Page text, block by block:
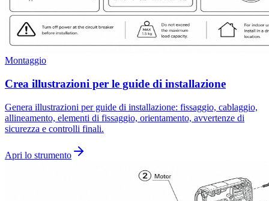
Montaggio
Crea illustrazioni per le guide di installazione
Genera illustrazioni per guide di installazione: fissaggio, cablaggio,
allineamento, elementi di fissaggio, orientamento, avvertenze di
sicurezza e controlli finali.
Apri lo strumento